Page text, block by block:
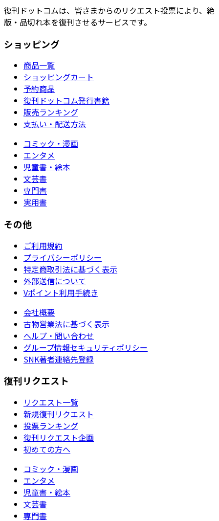
復刊ドットコムは、皆さまからのリクエスト投票により、絶
版・品切れ本を復刊させるサービスです。
ショッピング
商品一覧
ショッピングカート
予約商品
復刊ドットコム発行書籍
販売ランキング
支払い・配送方法
コミック・漫画
エンタメ
児童書・絵本
文芸書
専門書
実用書
その他
ご利用規約
プライバシーポリシー
特定商取引法に基づく表示
外部送信について
Vポイント利用手続き
会社概要
古物営業法に基づく表示
ヘルプ・問い合わせ
グループ情報セキュリティポリシー
SNK著者連絡先登録
復刊リクエスト
リクエスト一覧
新規復刊リクエスト
投票ランキング
復刊リクエスト企画
初めての方へ
コミック・漫画
エンタメ
児童書・絵本
文芸書
専門書